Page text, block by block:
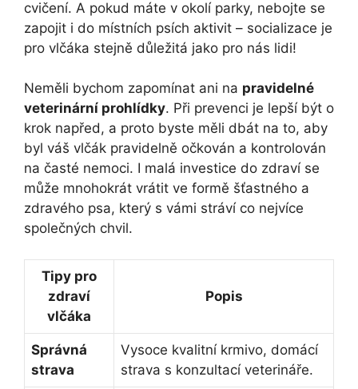
cvičení. A pokud máte v okolí parky, nebojte se
zapojit i do místních psích aktivit – socializace je
pro vlčáka stejně důležitá jako pro nás lidi!
Neměli bychom zapomínat ani na pravidelné
veterinární prohlídky. Při prevenci je lepší být o
krok napřed, a proto byste měli dbát na to, aby
byl váš vlčák pravidelně očkován a kontrolován
na časté nemoci. I malá investice do zdraví se
může mnohokrát vrátit ve formě šťastného a
zdravého psa, který s vámi stráví co nejvíce
společných chvil.
Tipy pro
zdraví
vlčáka
Popis
Správná
strava
Vysoce kvalitní krmivo, domácí
strava s konzultací veterináře.